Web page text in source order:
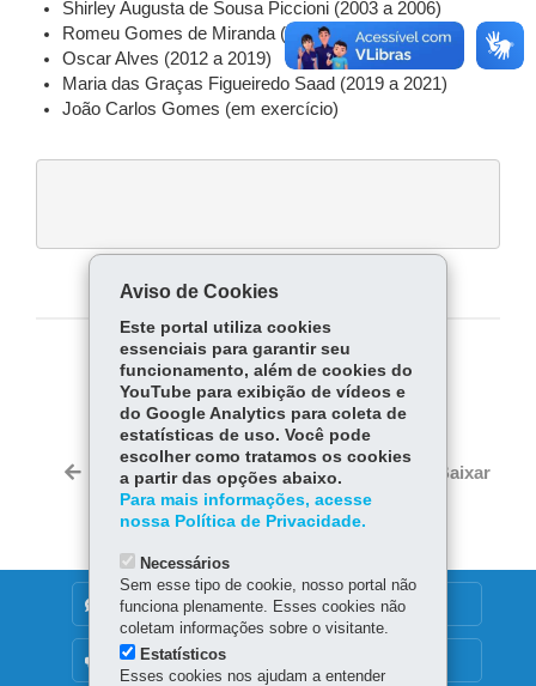
Shirley Augusta de Sousa Piccioni (2003 a 2006)
Romeu Gomes de Miranda (2007 a 2012)
Oscar Alves (2012 a 2019)
Maria das Graças Figueiredo Saad (2019 a 2021)
João Carlos Gomes (em exercício)
COMPARTILHE:
Fa
ce
bo
ok
Tw
itt
er
W
ha
ts
Ap
p
Voltar Início Imprimir Baixar
DENUNCIE CORRUPÇÃO
OUVIDORIA
Aviso de Cookies
Este portal utiliza cookies
essenciais para garantir seu
funcionamento, além de cookies do
YouTube para exibição de vídeos e
do Google Analytics para coleta de
estatísticas de uso. Você pode
escolher como tratamos os cookies
a partir das opções abaixo.
Para mais informações, acesse
nossa Política de Privacidade.
Necessários
Sem esse tipo de cookie, nosso portal não
funciona plenamente. Esses cookies não
coletam informações sobre o visitante.
Estatísticos
Esses cookies nos ajudam a entender